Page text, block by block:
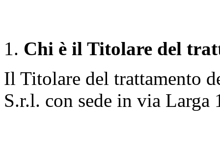
Chi è il Titolare del
Il Titolare del trattamento
S.r.l. con sede in via